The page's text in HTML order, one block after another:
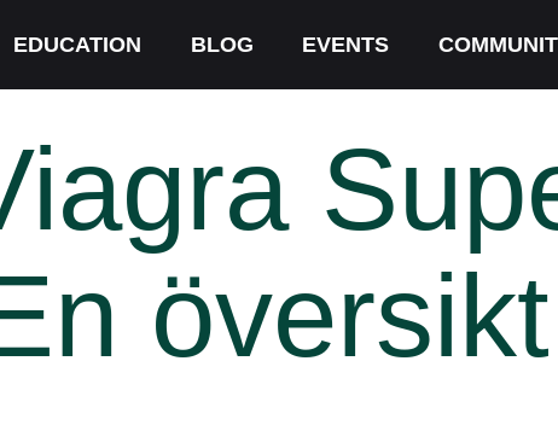
EDUCATION BLOG EVENTS
översikt